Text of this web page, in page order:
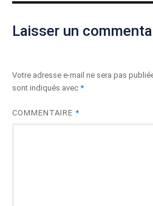
Laisser un
Votre adresse e-mail ne sera pas
sont indiqués avec *
COMMENTAIRE *